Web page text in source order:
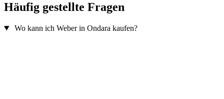
Häufig gestellte Fragen
Wo kann ich Weber in Ondara kaufen?